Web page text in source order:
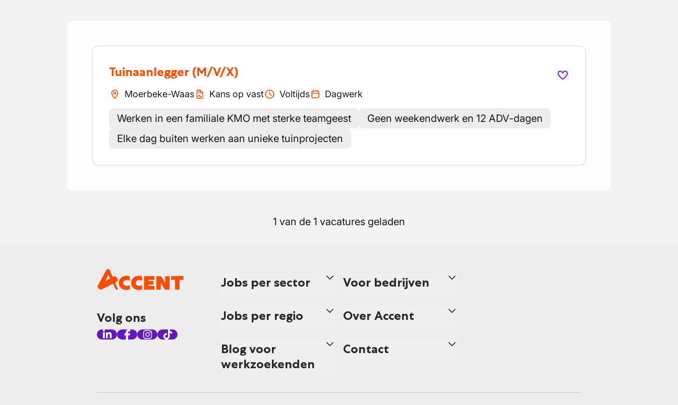
Tuinaanlegger (M/V/X)
Moerbeke-Waas Kans op vast Voltijds Dagwerk
Werken in een familiale KMO met sterke teamgeest
Geen weekendwerk en 12 ADV-dagen
Elke dag buiten werken aan unieke tuinprojecten
1 van de 1 vacatures geladen
Volg ons
Jobs per sector
Jobs per regio
Blog voor
werkzoekenden
Voor bedrijven
Over Accent
Contact